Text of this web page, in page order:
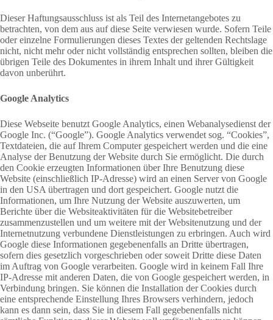
Dieser Haftungsausschluss ist als Teil des Internetangebotes zu
betrachten, von dem aus auf diese Seite verwiesen wurde. Sofern Teile
oder einzelne Formulierungen dieses Textes der geltenden Rechtslage
nicht, nicht mehr oder nicht vollständig entsprechen sollten, bleiben die
übrigen Teile des Dokumentes in ihrem Inhalt und ihrer Gültigkeit
davon unberührt.
Google Analytics
Diese Webseite benutzt Google Analytics, einen Webanalysedienst der
Google Inc. (“Google”). Google Analytics verwendet sog. “Cookies”,
Textdateien, die auf Ihrem Computer gespeichert werden und die eine
Analyse der Benutzung der Website durch Sie ermöglicht. Die durch
den Cookie erzeugten Informationen über Ihre Benutzung diese
Website (einschließlich IP-Adresse) wird an einen Server von Google
in den USA übertragen und dort gespeichert. Google nutzt die
Informationen, um Ihre Nutzung der Website auszuwerten, um
Berichte über die Websiteaktivitäten für die Websitebetreiber
zusammenzustellen und um weitere mit der Websitenutzung und der
Internetnutzung verbundene Dienstleistungen zu erbringen. Auch wird
Google diese Informationen gegebenenfalls an Dritte übertragen,
sofern dies gesetzlich vorgeschrieben oder soweit Dritte diese Daten
im Auftrag von Google verarbeiten. Google wird in keinem Fall Ihre
IP-Adresse mit anderen Daten, die von Google gespeichert werden, in
Verbindung bringen. Sie können die Installation der Cookies durch
eine entsprechende Einstellung Ihres Browsers verhindern, jedoch
kann es dann sein, dass Sie in diesem Fall gegebenenfalls nicht